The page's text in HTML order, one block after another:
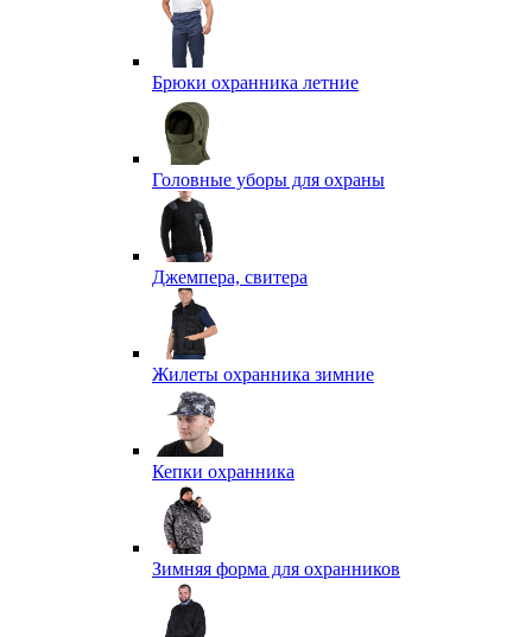
Брюки охранника летние
Головные уборы для охраны
Джемпера, свитера
Жилеты охранника зимние
Кепки охранника
Зимняя форма для охранников